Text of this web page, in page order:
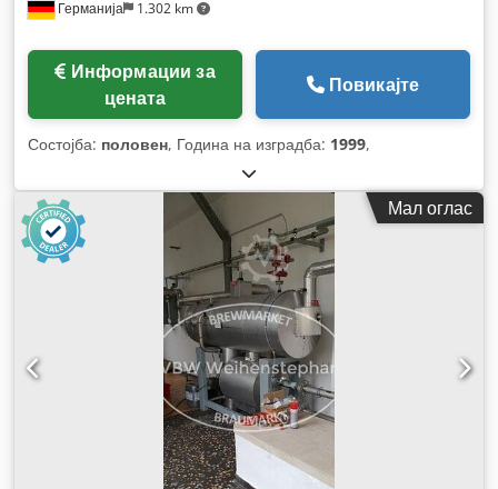
Германија 1.302 km
цената
Повикајте
Состојба: половен, Година на изградба: 1999,
Мал оглас